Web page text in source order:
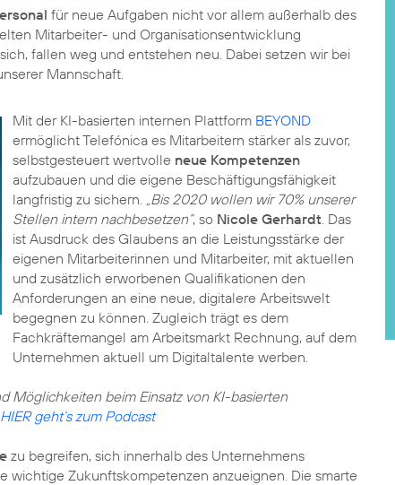
für neue Aufgaben nicht vor allem außerhalb des
Mitarbeiter- und Organisationsentwicklung
fallen weg und entstehen neu. Dabei setzen wir bei
Mannschaft.
Mit der KI-basierten internen Plattform BEYOND
ermöglicht Telefónica es Mitarbeitern stärker als zuvor,
selbstgesteuert wertvolle neue Kompetenzen
aufzubauen und die eigene Beschäftigungsfähigkeit
langfristig zu sichern. „Bis 2020 wollen wir 70% unserer
Stellen intern nachbesetzen“, so Nicole Gerhardt. Das
ist Ausdruck des Glaubens an die Leistungsstärke der
eigenen Mitarbeiterinnen und Mitarbeiter, mit aktuellen
und zusätzlich erworbenen Qualifikationen den
Anforderungen an eine neue, digitalere Arbeitswelt
begegnen zu können. Zugleich trägt es dem
Fachkräftemangel am Arbeitsmarkt Rechnung, auf dem
Unternehmen aktuell um Digitaltalente werben.
Möglichkeiten beim Einsatz von KI-basierten
HIER geht’s zum Podcast
zu begreifen, sich innerhalb des Unternehmens
Zukunftskompetenzen anzueignen. Die smarte